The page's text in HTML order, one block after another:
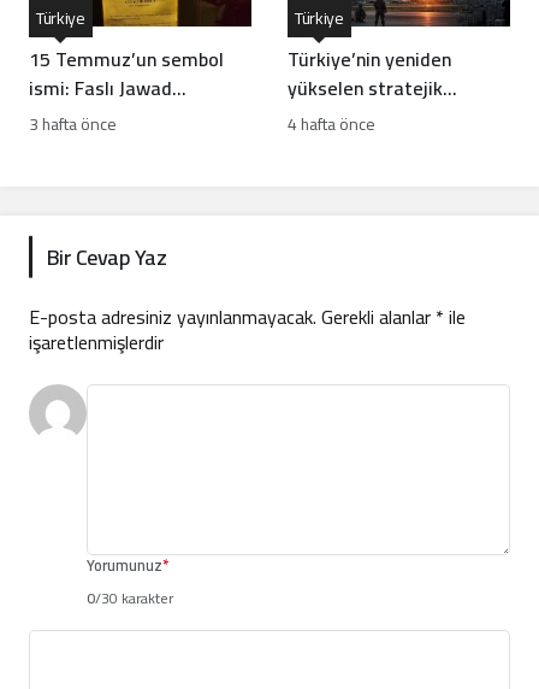
15 Temmuz’un sembol
ismi: Faslı Jawad
Merroun’un hikayesi
Türkiye
3 hafta önce
Türkiye’nin yeniden
yükselen stratejik
hamleleri İsrail’i rahatsız
Türkiye
4 hafta önce
Bir Cevap Yaz
E-posta adresiniz yayınlanmayacak.Gerekli alanlar*ile
işaretlenmişlerdir
Yorumunuz*
0/30 karakter